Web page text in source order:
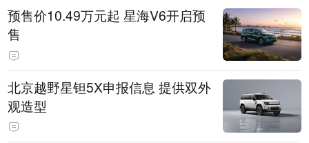
预售价10.49万元起 星海V6开启预
售
北京越野星钽5X申报信息 提供双外
观造型